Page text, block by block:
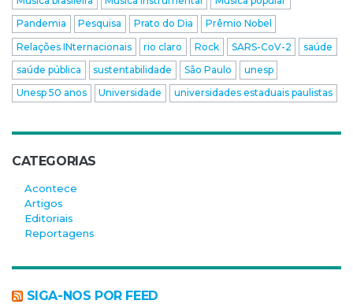
Pandemia
Pesquisa Prato do Dia
Prêmio Nobel
Relações INternacionais
rio claro Rock SARS-CoV-2
saúde
saúde pública
sustentabilidade São Paulo
unesp
Unesp 50 anos
Universidade universidades estaduais paulistas
CATEGORIAS
Acontece
Artigos
Editoriais
Reportagens
SIGA-NOS POR FEED